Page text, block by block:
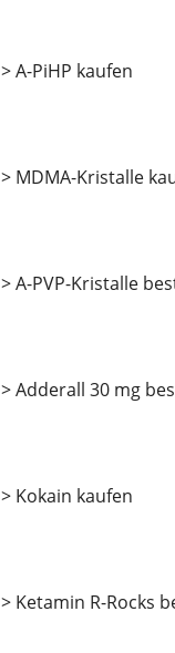
> A-PiHP kaufen
> MDMA-Kristalle
> A-PVP-Kristalle
> Adderall 30 mg
> Kokain kaufen
> Ketamin R-Rocks